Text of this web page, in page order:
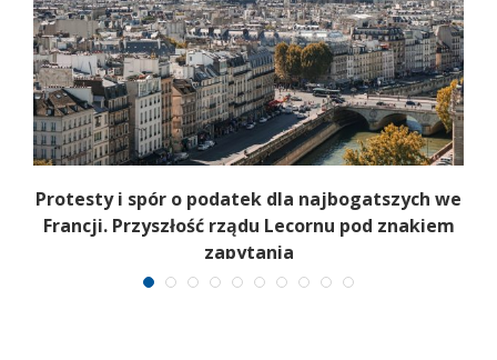
Protesty i spór o podatek dla najbogatszych we
Francji. Przyszłość rządu Lecornu pod znakiem
zapytania